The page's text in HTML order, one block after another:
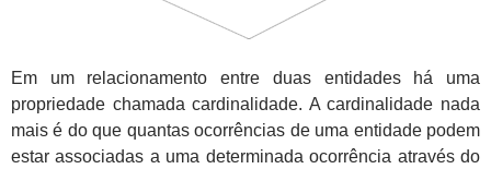
Em um relacionamento entre duas entidades há uma
propriedade chamada cardinalidade. A cardinalidade nada
mais é do que quantas ocorrências de uma entidade podem
estar associadas a uma determinada ocorrência através do